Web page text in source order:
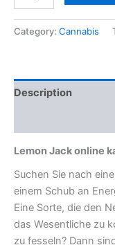
Category: Cannabis
Description
Lemon Jack online
Suchen Sie nach
einem Schub an
Eine Sorte, die den
das Wesentliche zu
zu fesseln? Dann